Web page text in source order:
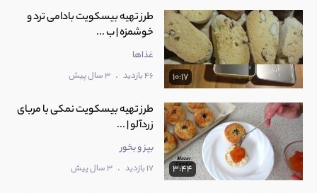
10:17
طرز تهیه بیسکویت بادامی ترد و
خوشمزه | ب ...
غذاها
46 بازدید . 3 سال پیش
3:44
طرز تهیه بیسکویت نمکی با مربای
زردآلو | ...
بپز و بخور
17 بازدید . 3 سال پیش